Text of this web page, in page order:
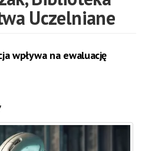
Uczelniane
wpływa na ewaluację